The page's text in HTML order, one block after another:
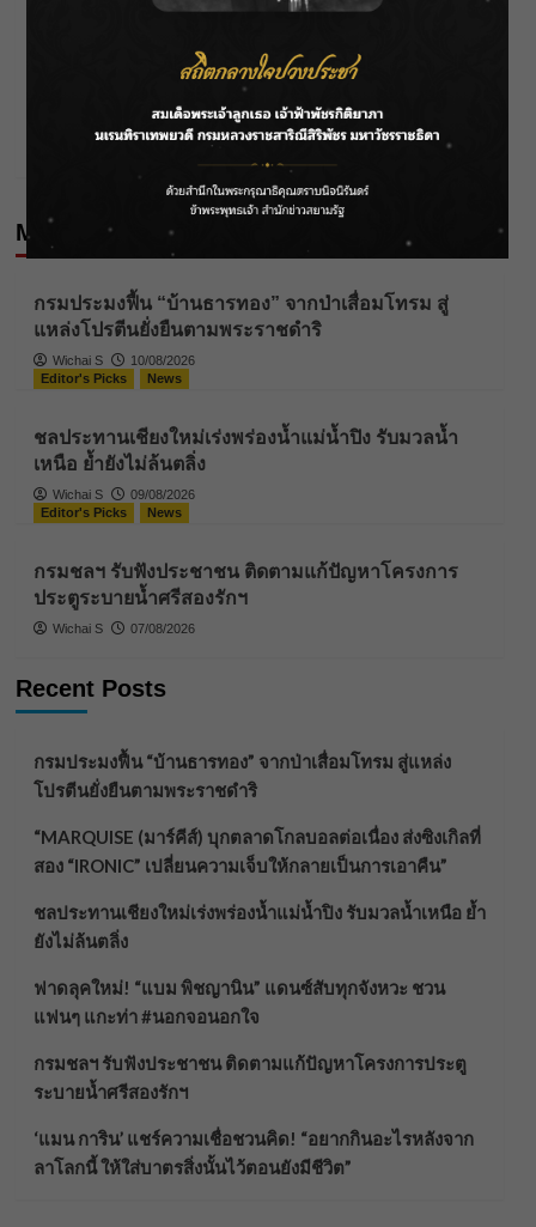
navigation
สชป.13 จัดประชุมนอกสถานที่ ครั้งที่ 4/2568 ติดตามผล
สชป.13 ต้อนรับสื่อสัญจร เขื่อนแม่กลอง จ.กาญจนบุรี
ติดตามจัดการน้ำ–ภัยแล้ง 2569
More Stories
Editor's Picks
กรมประมงฟื้น “บ้านธารทอง” จากป่าเสื่อมโทรม สู่
แหล่งโปรตีนยั่งยืนตามพระราชดำริ
Wichai S
10/08/2026
Editor's Picks
News
ชลประทานเชียงใหม่เร่งพร่องน้ำแม่น้ำปิง รับมวลน้ำ
เหนือ ย้ำยังไม่ล้นตลิ่ง
Wichai S
09/08/2026
Editor's Picks
News
กรมชลฯ รับฟังประชาชน ติดตามแก้ปัญหาโครงการ
ประตูระบายน้ำศรีสองรักฯ
Wichai S 07/08/2026
Recent Posts
กรมประมงฟื้น “บ้านธารทอง” จากป่าเสื่อมโทรม สู่แหล่ง
โปรตีนยั่งยืนตามพระราชดำริ
“MARQUISE (มาร์คีส์) บุกตลาดโกลบอลต่อเนื่อง ส่งซิงเกิลที่
สอง “IRONIC” เปลี่ยนความเจ็บให้กลายเป็นการเอาคืน”
ชลประทานเชียงใหม่เร่งพร่องน้ำแม่น้ำปิง รับมวลน้ำเหนือ ย้ำ
ยังไม่ล้นตลิ่ง
ฟาดลุคใหม่! “แบม พิชญานิน” แดนซ์สับทุกจังหวะ ชวน
แฟนๆ แกะท่า #นอกจอนอกใจ
กรมชลฯ รับฟังประชาชน ติดตามแก้ปัญหาโครงการประตู
ระบายน้ำศรีสองรักฯ
‘แมน การิน’ แชร์ความเชื่อชวนคิด! “อยากกินอะไรหลังจาก
ลาโลกนี้ ให้ใส่บาตรสิ่งนั้นไว้ตอนยังมีชีวิต”